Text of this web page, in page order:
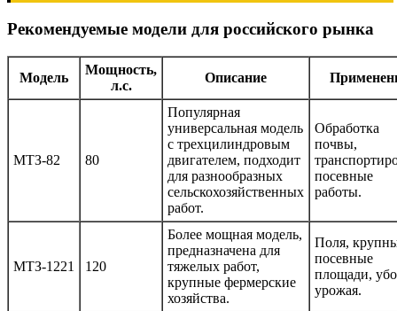
Рекомендуемые модели для российского рынка
Модель
Мощность,
л.с.
Описание
МТЗ-82 80
Популярная
универсальная модель
с трехцилиндровым
двигателем, подходит
для разнообразных
сельскохозяйственных
работ.
Обработка
почвы,
посевные
работы.
МТЗ-1221 120
Более мощная модель,
предназначена для
тяжелых работ,
крупные фермерские
хозяйства.
Поля,
посевные
площади,
урожая.